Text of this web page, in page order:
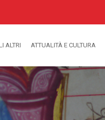
ALTRI ATTUALITÀ E CULTURA